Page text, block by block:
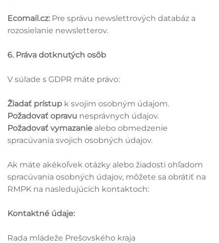
Ecomail.cz: Pre správu newslettrových databáz a
rozosielanie newsletterov.
6. Práva dotknutých osôb
V súlade s GDPR máte právo:
Žiadať prístup k svojim osobným údajom.
Požadovať opravu nesprávnych údajov.
Požadovať vymazanie alebo obmedzenie
spracúvania svojich osobných údajov.
Ak máte akékoľvek otázky alebo žiadosti ohľadom
spracúvania osobných údajov, môžete sa obrátiť na
RMPK na nasledujúcich kontaktoch:
Kontaktné údaje:
Rada mládeže Prešovského kraja